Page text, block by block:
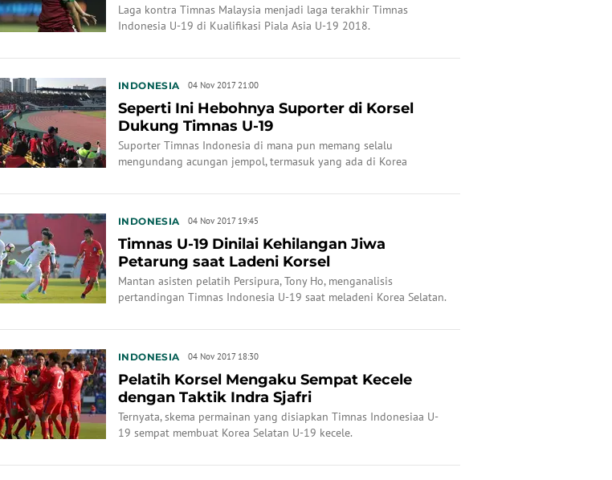
Laga kontra Timnas Malaysia menjadi laga terakhir Timnas
Indonesia U-19 di Kualifikasi Piala Asia U-19 2018.
INDONESIA 04 Nov 2017 21:00
Seperti Ini Hebohnya Suporter di Korsel
Dukung Timnas U-19
Suporter Timnas Indonesia di mana pun memang selalu
mengundang acungan jempol, termasuk yang ada di Korea
INDONESIA 04 Nov 2017 19:45
Timnas U-19 Dinilai Kehilangan Jiwa
Petarung saat Ladeni Korsel
Mantan asisten pelatih Persipura, Tony Ho, menganalisis
pertandingan Timnas Indonesia U-19 saat meladeni Korea Selatan.
INDONESIA 04 Nov 2017 18:30
Pelatih Korsel Mengaku Sempat Kecele
dengan Taktik Indra Sjafri
Ternyata, skema permainan yang disiapkan Timnas Indonesiaa U-
19 sempat membuat Korea Selatan U-19 kecele.